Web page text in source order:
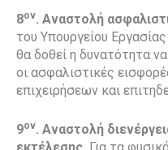
8ον. Αναστολή
του Υπουργείου
θα δοθεί η δυνατότητα
οι ασφαλιστικές
επιχειρήσεων και
9ον. Αναστολή